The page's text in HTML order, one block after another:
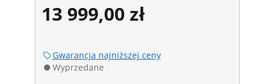
13 999,00 zł
Gwarancja najniższej ceny
Wyprzedane